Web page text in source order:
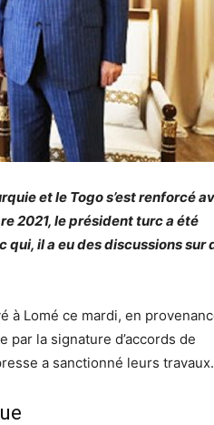
et le Togo s’est renforcé
2021, le président turc a été
il a eu des discussions sur
à Lomé ce mardi, en
par la signature d’accords de
a sanctionné leurs travaux.